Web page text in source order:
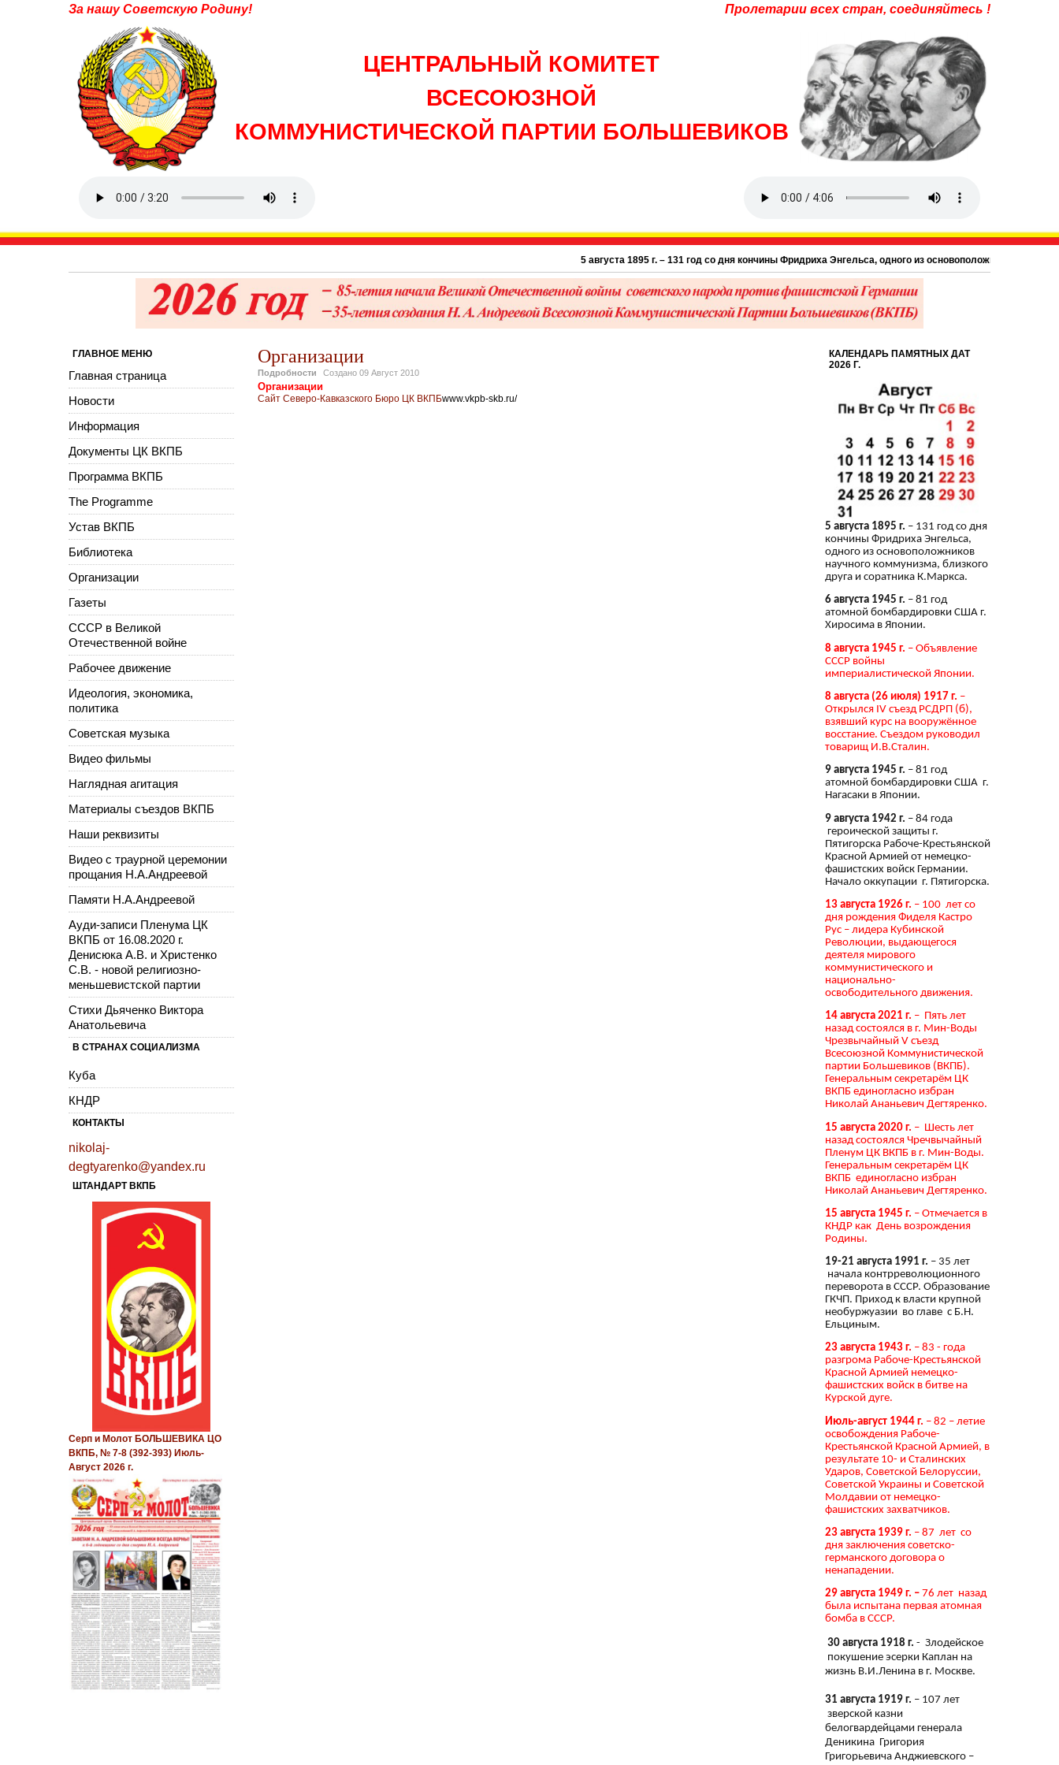
За нашу Советскую Родину! Пролетарии всех стран, соединяйтесь !
ЦЕНТРАЛЬНЫЙ КОМИТЕТ
ВСЕСОЮЗНОЙ
КОММУНИСТИЧЕСКОЙ ПАРТИИ БОЛЬШЕВИКОВ
5 августа 1895 г. – 131 год со дня кончины Фридриха Энгельса, одного из основоположников научного
Организации
Подробности Создано 09 Август 2010
Организации
Сайт Северо-Кавказского Бюро ЦК ВКПБwww.vkpb-skb.ru/
ГЛАВНОЕ МЕНЮ
Главная страница
Новости
Информация
Документы ЦК ВКПБ
Программа ВКПБ
The Programme
Устав ВКПБ
Библиотека
Организации
Газеты
СССР в Великой
Отечественной войне
Рабочее движение
Идеология, экономика,
политика
Советская музыка
Видео фильмы
Наглядная агитация
Материалы съездов ВКПБ
Наши реквизиты
Видео с траурной церемонии
прощания Н.А.Андреевой
Памяти Н.А.Андреевой
Ауди-записи Пленума ЦК
ВКПБ от 16.08.2020 г.
Денисюка А.В. и Христенко
С.В. - новой религиозно-
меньшевистской партии
Стихи Дьяченко Виктора
Анатольевича
В СТРАНАХ СОЦИАЛИЗМА
Куба
КНДР
КОНТАКТЫ
nikolaj-
degtyarenko@yandex.ru
ШТАНДАРТ ВКПБ
Серп и Молот БОЛЬШЕВИКА ЦО
ВКПБ, № 7-8 (392-393) Июль-
Август 2026 г.
КАЛЕНДАРЬ ПАМЯТНЫХ ДАТ
2026 Г.
5 августа 1895 г. – 131 год со дня
кончины Фридриха Энгельса,
одного из основоположников
научного коммунизма, близкого
друга и соратника К.Маркса.
6 августа 1945 г. – 81 год
атомной бомбардировки США г.
Хиросима в Японии.
8 августа 1945 г. – Объявление
СССР войны
империалистической Японии.
8 августа (26 июля) 1917 г. –
Открылся IV съезд РСДРП (б),
взявший курс на вооружённое
восстание. Съездом руководил
товарищ И.В.Сталин.
9 августа 1945 г. – 81 год
атомной бомбардировки США г.
Нагасаки в Японии.
9 августа 1942 г. – 84 года
героической защиты г.
Пятигорска Рабоче-Крестьянской
Красной Армией от немецко-
фашистских войск Германии.
Начало оккупации г. Пятигорска.
13 августа 1926 г. – 100 лет со
дня рождения Фиделя Кастро
Рус – лидера Кубинской
Революции, выдающегося
деятеля мирового
коммунистического и
национально-
освободительного движения.
14 августа 2021 г. – Пять лет
назад состоялся в г. Мин-Воды
Чрезвычайный V съезд
Всесоюзной Коммунистической
партии Большевиков (ВКПБ).
Генеральным секретарём ЦК
ВКПБ единогласно избран
Николай Ананьевич Дегтяренко.
15 августа 2020 г. – Шесть лет
назад состоялся Чречвычайный
Пленум ЦК ВКПБ в г. Мин-Воды.
Генеральным секретарём ЦК
ВКПБ единогласно избран
Николай Ананьевич Дегтяренко.
15 августа 1945 г. – Отмечается в
КНДР как День возрождения
Родины.
19-21 августа 1991 г. – 35 лет
начала контрреволюционного
переворота в СССР. Образование
ГКЧП. Приход к власти крупной
необуржуазии во главе с Б.Н.
Ельциным.
23 августа 1943 г. – 83 - года
разгрома Рабоче-Крестьянской
Красной Армией немецко-
фашистских войск в битве на
Курской дуге.
Июль-август 1944 г. – 82 – летие
освобождения Рабоче-
Крестьянской Красной Армией, в
результате 10- и Сталинских
Ударов, Советской Белоруссии,
Советской Украины и Советской
Молдавии от немецко-
фашистских захватчиков.
23 августа 1939 г. – 87 лет со
дня заключения советско-
германского договора о
ненападении.
29 августа 1949 г. – 76 лет назад
была испытана первая атомная
бомба в СССР.
30 августа 1918 г. - Злодейское
покушение эсерки Каплан на
жизнь В.И.Ленина в г. Москве.
31 августа 1919 г. – 107 лет
зверской казни
белогвардейцами генерала
Деникина Григория
Григорьевича Анджиевского –